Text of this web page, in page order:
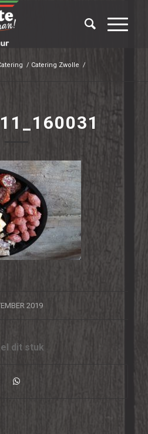
/ Catering Zwolle /
2019
/
dit stuk